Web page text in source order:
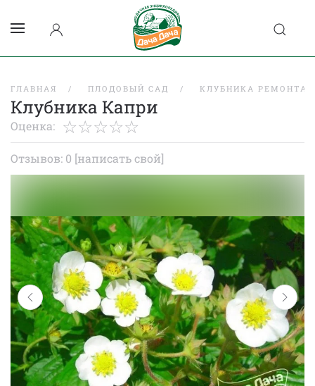
ГЛАВНАЯ ПЛОДОВЫЙ САД КЛУБНИКА
Клубника Капри
Оценка:
Отзывов: 0 [написать свой]